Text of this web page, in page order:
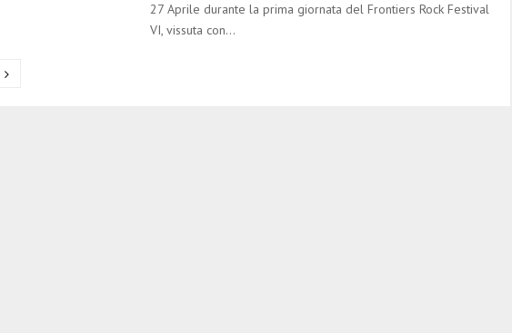
27 Aprile durante la prima giornata del Frontiers Rock Festival
VI, vissuta con...